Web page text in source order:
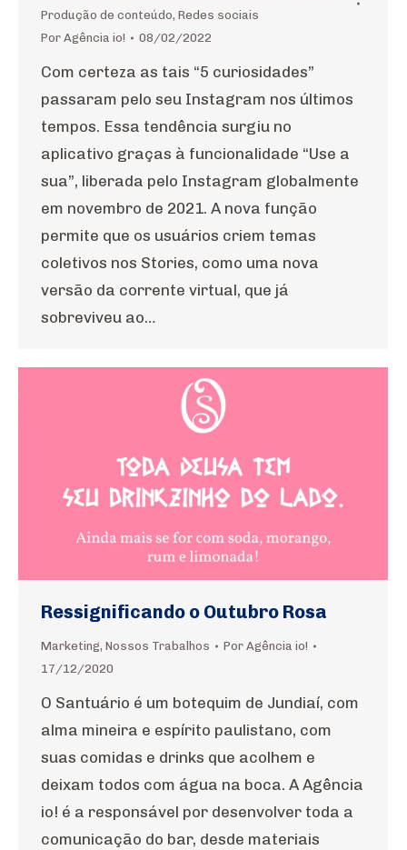
Produção de conteúdo, Redes sociais
Por Agência io! 08/02/2022
Com certeza as tais “5 curiosidades”
passaram pelo seu Instagram nos últimos
tempos. Essa tendência surgiu no
aplicativo graças à funcionalidade “Use a
sua”, liberada pelo Instagram globalmente
em novembro de 2021. A nova função
permite que os usuários criem temas
coletivos nos Stories, como uma nova
versão da corrente virtual, que já
sobreviveu ao…
Ressignificando o Outubro Rosa
Marketing, Nossos Trabalhos Por Agência io!
17/12/2020
O Santuário é um botequim de Jundiaí, com
alma mineira e espírito paulistano, com
suas comidas e drinks que acolhem e
deixam todos com água na boca. A Agência
io! é a responsável por desenvolver toda a
comunicação do bar, desde materiais